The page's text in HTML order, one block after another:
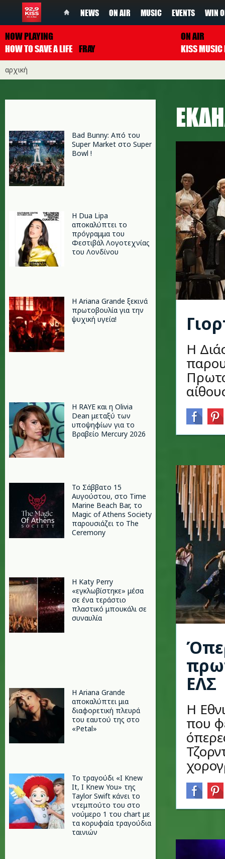
NEWS ON AIR MUSIC EVENTS WIN
NOW PLAYING
HOW TO SAVE A LIFE FRAY
ON AIR
αρχική
Bad Bunny: Από του
Super Market στο Super
Bowl !
Η Dua Lipa
αποκαλύπτει το
πρόγραμμα του
Φεστιβάλ Λογοτεχνίας
του Λονδίνου
Η Ariana Grande ξεκινά
πρωτοβουλία για την
ψυχική υγεία!
Η RAYE και η Olivia
Dean μεταξύ των
υποψηφίων για το
Βραβείο Mercury 2026
Το Σάββατο 15
Αυγούστου, στο Time
Marine Beach Bar, το
Magic of Athens Society
παρουσιάζει το The
Ceremony
H Katy Perry
«εγκλωβίστηκε» μέσα
σε ένα τεράστιο
πλαστικό μπουκάλι σε
συναυλία
Η Ariana Grande
αποκαλύπτει μια
διαφορετική πλευρά
του εαυτού της στο
«Petal»
Το τραγούδι «I Knew
It, I Knew You» της
Taylor Swift κάνει το
ντεμπούτο του στο
νούμερο 1 του chart με
τα κορυφαία τραγούδια
ταινιών
Η
ΕΛΣ
Η
που